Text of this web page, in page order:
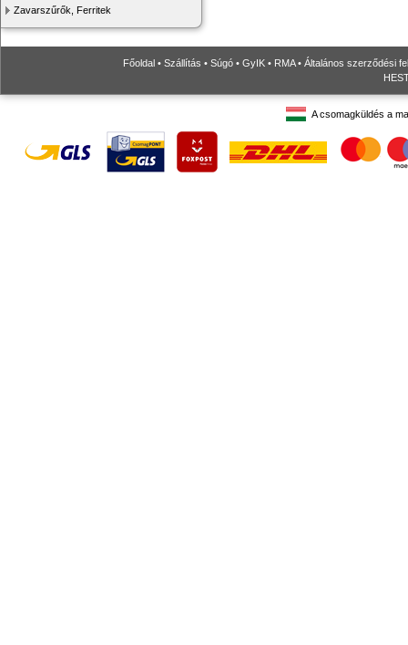
Zavarszűrők, Ferritek
Főoldal • Szállítás • Súgó • GyIK • RMA• Általános szerződési
A csomagküldés a